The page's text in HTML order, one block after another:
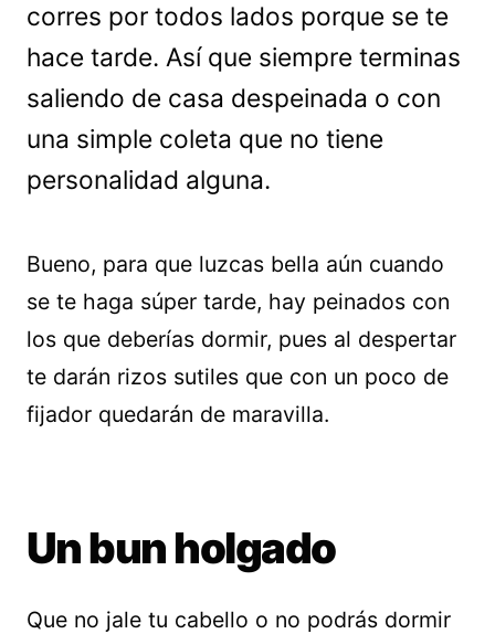
corres por todos lados porque se te
hace tarde. Así que siempre terminas
saliendo de casa despeinada o con
una simple coleta que no tiene
personalidad alguna.
Bueno, para que luzcas bella aún cuando
se te haga súper tarde, hay peinados con
los que deberías dormir, pues al despertar
te darán rizos sutiles que con un poco de
fijador quedarán de maravilla.
Un bun holgado
Que no jale tu cabello o no podrás dormir